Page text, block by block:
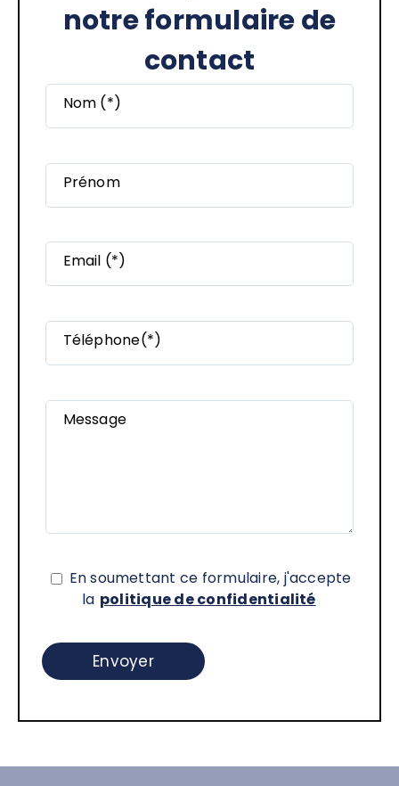
notre formulaire de
contact
Nom (*)
Prénom
Email (*)
Téléphone(*)
Message
En soumettant ce formulaire, j'accepte
la politique de confidentialité